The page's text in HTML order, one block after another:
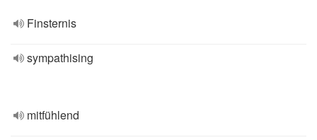
Finsternis
sympathising
mitfühlend